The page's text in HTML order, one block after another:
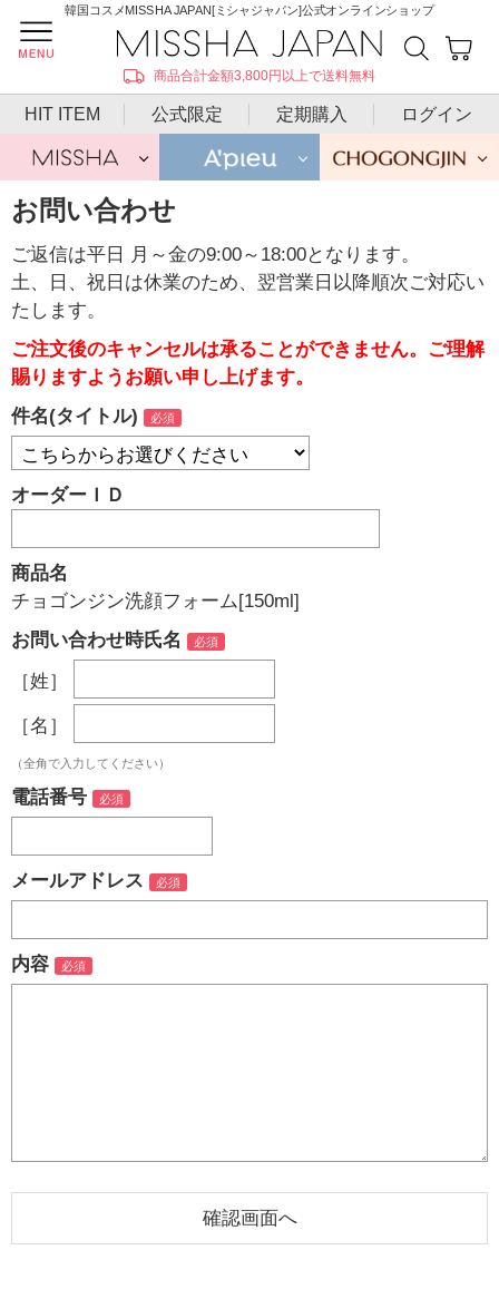
韓国コスメMISSHA JAPAN[ミシャジャパン]公式オンラインショップ
商品合計金額3,800円以上で送料無料
HIT ITEM 公式限定 定期購入 ログイン
お問い合わせ
ご返信は平日 月～金の9:00～18:00となります。
土、日、祝日は休業のため、翌営業日以降順次ご対応い
たします。
ご注文後のキャンセルは承ることができません。ご理解
賜りますようお願い申し上げます。
件名(タイトル)
オーダーＩＤ
商品名
チョゴンジン洗顔フォーム[150ml]
お問い合わせ時氏名
［姓］
［名］
（全角で入力してください）
電話番号
メールアドレス
内容